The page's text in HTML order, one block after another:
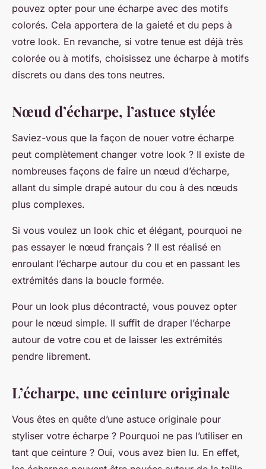
pouvez opter pour une écharpe avec des motifs
colorés. Cela apportera de la gaieté et du peps à
votre look. En revanche, si votre tenue est déjà très
colorée ou à motifs, choisissez une écharpe à motifs
discrets ou dans des tons neutres.
Nœud d’écharpe, l’astuce stylée
Saviez-vous que la façon de nouer votre écharpe
peut complètement changer votre look ? Il existe de
nombreuses façons de faire un nœud d’écharpe,
allant du simple drapé autour du cou à des nœuds
plus complexes.
Si vous voulez un look chic et élégant, pourquoi ne
pas essayer le nœud français ? Il est réalisé en
enroulant l’écharpe autour du cou et en passant les
extrémités dans la boucle formée.
Pour un look plus décontracté, vous pouvez opter
pour le nœud simple. Il suffit de draper l’écharpe
autour de votre cou et de laisser les extrémités
pendre librement.
L’écharpe, une ceinture originale
Vous êtes en quête d’une astuce originale pour
styliser votre écharpe ? Pourquoi ne pas l’utiliser en
tant que ceinture ? Oui, vous avez bien lu. En effet,